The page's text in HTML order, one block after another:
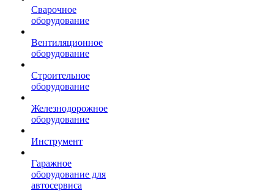
Сварочное
оборудование
Вентиляционное
оборудование
Строительное
оборудование
Железнодорожное
оборудование
Инструмент
Гаражное
оборудование для
автосервиса